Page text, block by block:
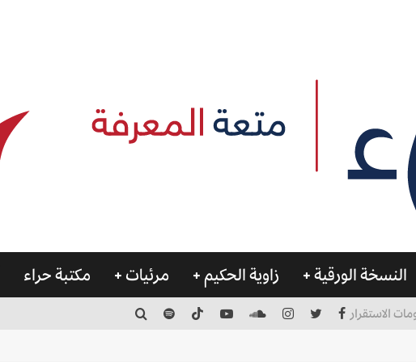
النسخة الورقية زاوية الحكيم مرئيات مكتبة حراء
الاستقرار